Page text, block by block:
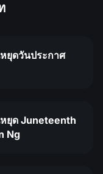
ยุดวันประกาศ
ยุด Juneteenth
Ng